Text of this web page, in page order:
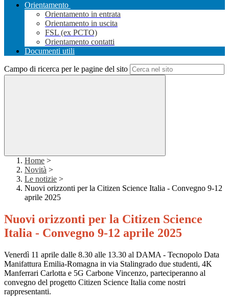
Orientamento
Orientamento in entrata
Orientamento in uscita
FSL (ex PCTO)
Orientamento contatti
Documenti utili
Campo di ricerca per le pagine del sito
Home >
Novità >
Le notizie >
Nuovi orizzonti per la Citizen Science Italia - Convegno 9-12
aprile 2025
Nuovi orizzonti per la Citizen Science
Italia - Convegno 9-12 aprile 2025
Venerdì 11 aprile dalle 8.30 alle 13.30 al DAMA - Tecnopolo Data
Manifattura Emilia-Romagna in via Stalingrado due studenti, 4K
Manferrari Carlotta e 5G Carbone Vincenzo, parteciperanno al
convegno del progetto Citizen Science Italia come nostri
rappresentanti.